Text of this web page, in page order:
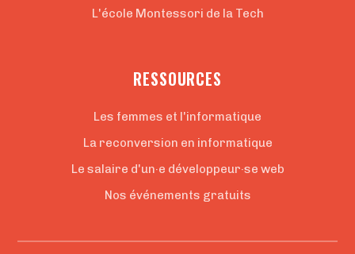
L'école Montessori de la Tech
RESSOURCES
Les femmes et l'informatique
La reconversion en informatique
Le salaire d'un·e développeur·se web
Nos événements gratuits